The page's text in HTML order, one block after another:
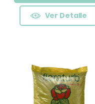
Ver Detalle